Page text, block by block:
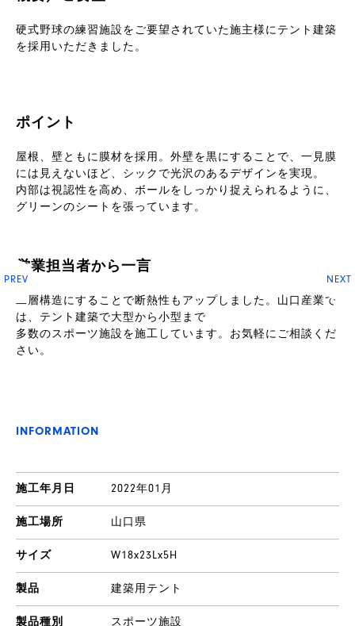
硬式野球の練習施設をご要望されていた施主様にテント建築
を採用いただきました。
ポイント
屋根、壁ともに膜材を採用。外壁を黒にすることで、一見膜
には見えないほど、シックで光沢のあるデザインを実現。
内部は視認性を高め、ボールをしっかり捉えられるように、
グリーンのシートを張っています。
営業担当者から一言
二層構造にすることで断熱性もアップしました。山口産業で
は、テント建築で大型から小型まで
多数のスポーツ施設を施工しています。お気軽にご相談くだ
さい。
INFORMATION
施工年月日 2022年01月
施工場所 山口県
サイズ W18x23Lx5H
製品 建築用テント
製品種別 スポーツ施設
PREV NEXT